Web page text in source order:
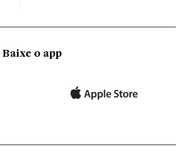
Baixe o app